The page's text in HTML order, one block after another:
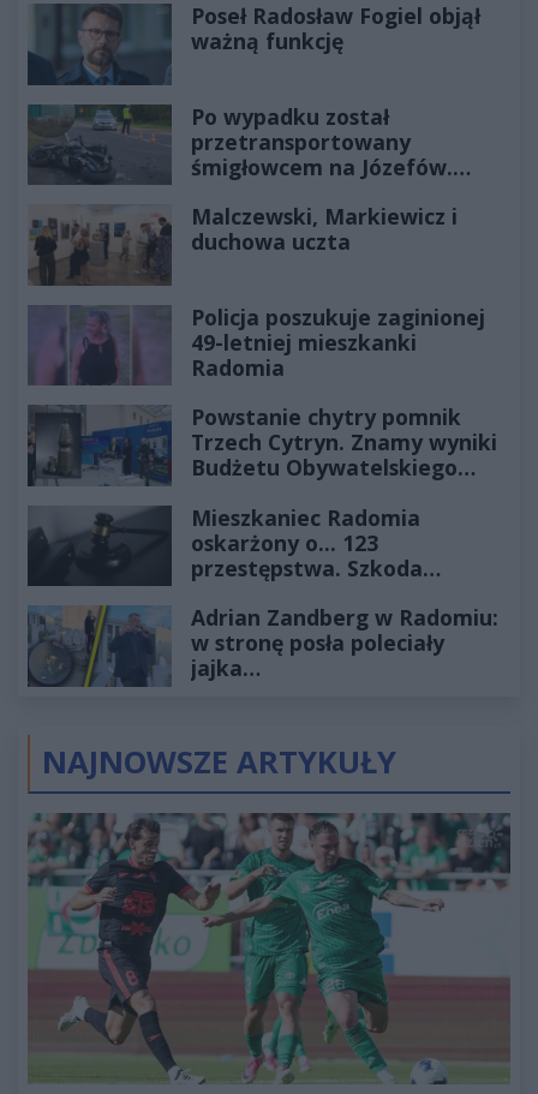
Poseł Radosław Fogiel objął
ważną funkcję
Po wypadku został
przetransportowany
śmigłowcem na Józefów.
Malczewski, Markiewicz i
duchowa uczta
Policja poszukuje zaginionej
49-letniej mieszkanki
Radomia
Powstanie chytry pomnik
Trzech Cytryn. Znamy wyniki
Budżetu Obywatelskiego
Mieszkaniec Radomia
oskarżony o... 123
przestępstwa. Szkoda
złotych
Adrian Zandberg w Radomiu:
w stronę posła poleciały
jajka…
NAJNOWSZE ARTYKUŁY